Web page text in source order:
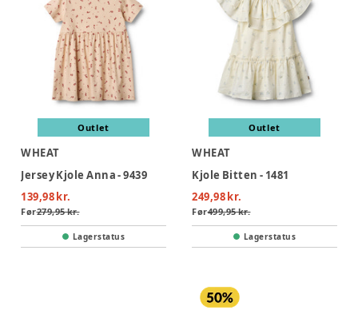
Outlet
WHEAT
Jersey Kjole Anna - 9439
139,98 kr.
Før279,95 kr.
Lagerstatus
Outlet
WHEAT
Kjole Bitten - 1481
249,98 kr.
Før499,95 kr.
Lagerstatus